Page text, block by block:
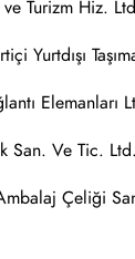
ve Turizm Hiz.
Yurtdışı
Elemanları
San. Ve Tic.
Çeliği